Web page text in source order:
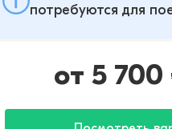
потребуются для
от 5 700